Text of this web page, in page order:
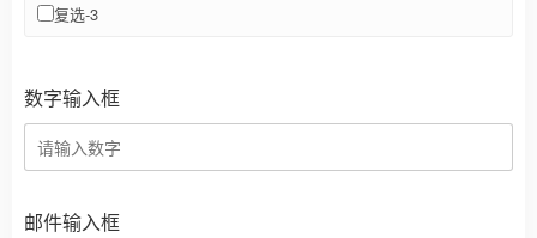
复选-3
数字输入框
邮件输入框